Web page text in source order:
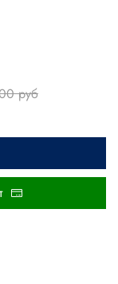
руб